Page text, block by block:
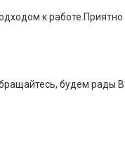
к работе.Приятно
будем рады